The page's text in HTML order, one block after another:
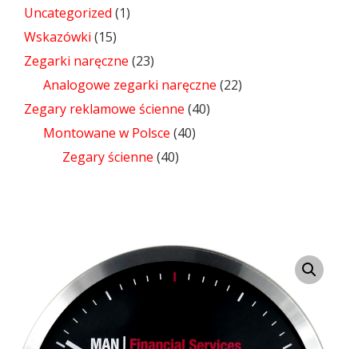
Uncategorized (1)
Wskazówki (15)
Zegarki naręczne (23)
Analogowe zegarki naręczne (22)
Zegary reklamowe ścienne (40)
Montowane w Polsce (40)
Zegary ścienne (40)